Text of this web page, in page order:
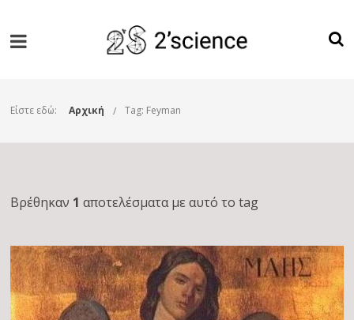
Είστε εδώ: Αρχική Tag: Feyman
Βρέθηκαν 1 αποτελέσματα με αυτό το tag